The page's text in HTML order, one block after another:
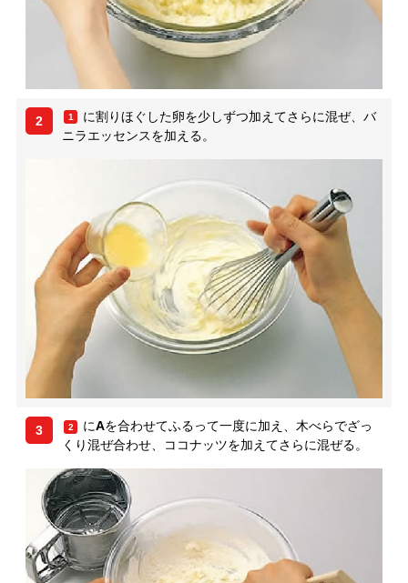
2 1
に割りほぐした卵を少しずつ加えてさらに混ぜ、バ
ニラエッセンスを加える。
3 2 にAを合わせてふるって一度に加え、木べらでざっ
くり混ぜ合わせ、ココナッツを加えてさらに混ぜる。